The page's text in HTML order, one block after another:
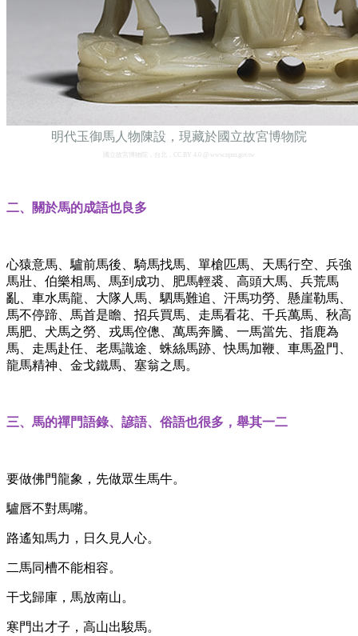
明代玉御馬人物陳設，現藏於國立故宮博物院
國立故宮博物院，台北，CC BY 4.0 @ www.npm.gov.tw
二、關於馬的成語也良多
心猿意馬、驢前馬後、騎馬找馬、單槍匹馬、天馬行空、兵強
馬壯、伯樂相馬、馬到成功、肥馬輕裘、高頭大馬、兵荒馬
亂、車水馬龍、大隊人馬、駟馬難追、汗馬功勞、懸崖勒馬、
馬不停蹄、馬首是瞻、招兵買馬、走馬看花、千兵萬馬、秋高
馬肥、犬馬之勞、戎馬倥傯、萬馬奔騰、一馬當先、指鹿為
馬、走馬赴任、老馬識途、蛛絲馬跡、快馬加鞭、車馬盈門、
龍馬精神、金戈鐵馬、塞翁之馬。
三、馬的禪門語錄、諺語、俗語也很多，舉其一二
要做佛門龍象，先做眾生馬牛。
驢唇不對馬嘴。
路遙知馬力，日久見人心。
二馬同槽不能相容。
干戈歸庫，馬放南山。
寒門出才子，高山出駿馬。